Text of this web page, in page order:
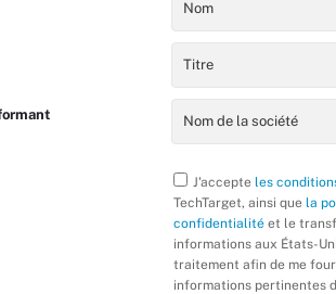
J'accepte les
TechTarget, ainsi que la
confidentialité et le
informations aux États-
traitement afin de me
informations pertinentes